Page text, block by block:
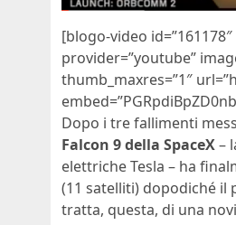
[blogo-video
provider=”youtube”
thumb_maxres=”1″
Dopo i tre fallimenti
Falcon 9 della SpaceX–
elettriche Tesla – ha
(11 satelliti) dopodiché il
tratta, questa, di una